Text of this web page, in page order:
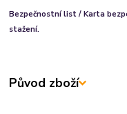
Bezpečnostní list / Karta
stažení.
Původ zboží